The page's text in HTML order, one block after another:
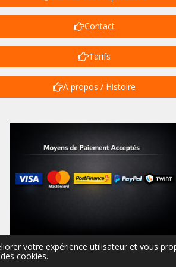
votre expérience utilisateur et vous
cookies.
Contact
Tarifs
A propos / Histoire
cycles-trottinettes-valais